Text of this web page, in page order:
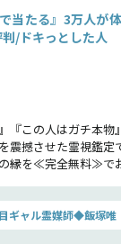
で当たる』3万人が
/ドキっとした人
『この人はガチ本物
撼させた霊視鑑定
縁を≪完全無料≫で
ギャル霊媒師◆飯塚唯